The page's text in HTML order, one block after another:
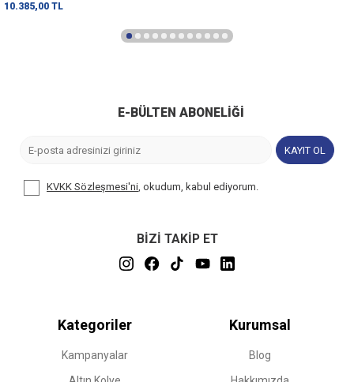
10.385,00 TL
E-BÜLTEN ABONELIĞI
KAYIT OL
KVKK Sözleşmesi'ni, okudum, kabul ediyorum.
BİZİ TAKİP ET
Kategoriler
Kampanyalar
Kurumsal
Blog